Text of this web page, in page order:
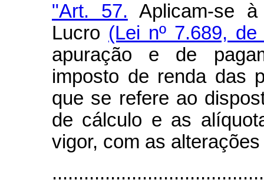
"Art. 57. Aplicam-se
Lucro (Lei nº 7.689, de
apuração e de
imposto de renda das
que se refere ao
de cálculo e as
vigor, com as